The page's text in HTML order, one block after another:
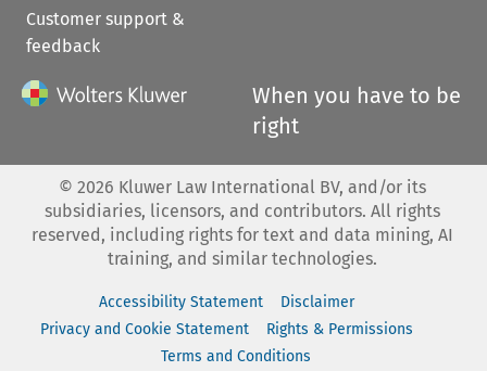
Customer support &
feedback
When you have to be
right
© 2026 Kluwer Law International BV, and/or its
subsidiaries, licensors, and contributors. All rights
reserved, including rights for text and data mining, AI
training, and similar technologies.
Accessibility Statement
Disclaimer
Privacy and Cookie Statement
Rights & Permissions
Terms and Conditions